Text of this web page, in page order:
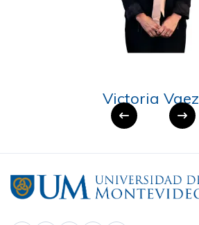
Victoria Vaeza